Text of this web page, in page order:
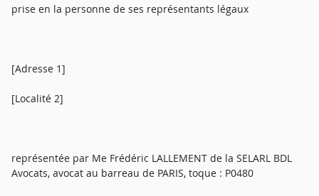
prise en la personne de ses représentants légaux
[Adresse 1]
[Localité 2]
représentée par Me Frédéric LALLEMENT de la SELARL BDL
Avocats, avocat au barreau de PARIS, toque : P0480